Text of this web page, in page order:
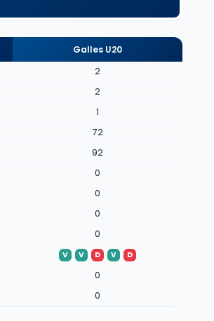
Galles U20
2
2
1
72
92
0
0
0
0
V V D V D
0
0